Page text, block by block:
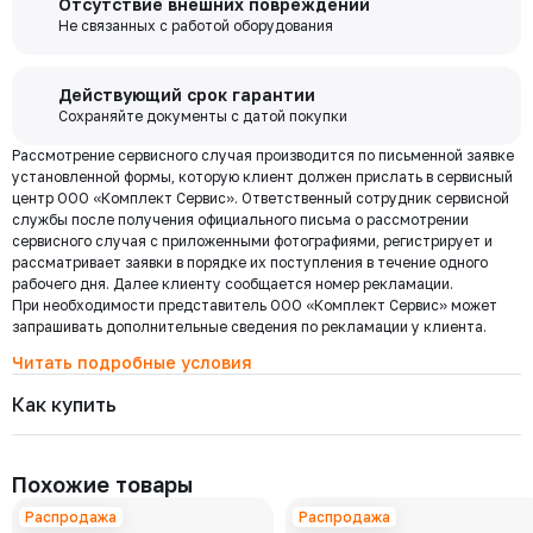
7528-065-16
Давление номинальноеДиаметр номинальный
49 391 ₽
7528-050-40
Давление номинальное
РУ 40
Диаметр номинальный
ДУ 50
Наличие
Есть
Цена с НДС
35 448 ₽ Купить
7528-040-40
Давление номинальноеДиаметр номинальныйНаличие
Цена с НДС Купить
РУ 40
Цена с НДС
выходя из дома переводите деньги со счета на счет, оплачивайте
покупки и выполняйте другие банковские операции.
Обмен документами через Диадок это обмен и подписание
любых документов без дублирования на бумаге. Приглашаем Вас
приступить к работе по обмену документами в электронном
виде.
Подробнее
забор груза в выбранной вами транспортной компании.
Бесплатная
доставка по
Москве и
области при
заказе от 30
000 ₽
Региональная доставка
Мы стремимся сократить издержки по доставке заказов для наших
клиентов!
Москве. Условия доставки до терминалов ТК в других городах
терминала ТК оплачиваются отдельно.
Отсутствие внешних повреждений
Не связанных с работой оборудования
Действующий срок гарантии
Сохраняйте документы с датой покупки
Рассмотрение сервисного случая производится по письменной заявке
установленной формы, которую клиент должен прислать в сервисный
центр ООО «Комплект Сервис». Ответственный сотрудник сервисной
службы после получения официального письма о рассмотрении
сервисного случая с приложенными фотографиями, регистрирует и
рассматривает заявки в порядке их поступления в течение одного
рабочего дня. Далее клиенту сообщается номер рекламации.
При необходимости представитель ООО «Комплект Сервис» может
запрашивать дополнительные сведения по рекламации у клиента.
Читать подробные условия
Как купить
Похожие товары
Распродажа Распродажа